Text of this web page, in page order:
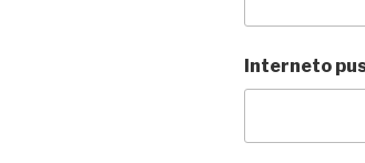
Interneto